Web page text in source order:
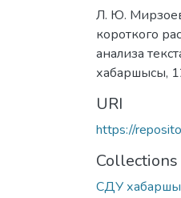
Л. Ю.
короткого
анализа
хабаршысы,
URI
https://
Collections
СДУ